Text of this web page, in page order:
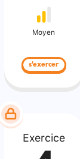
Moyen
s'exercer
Exercice